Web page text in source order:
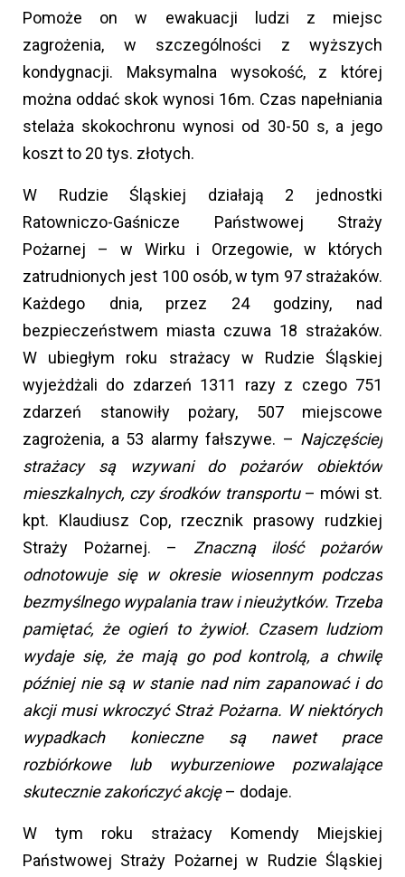
Pomoże on w ewakuacji ludzi z miejsc
zagrożenia, w szczególności z wyższych
kondygnacji. Maksymalna wysokość, z której
można oddać skok wynosi 16m. Czas napełniania
stelaża skokochronu wynosi od 30-50 s, a jego
koszt to 20 tys. złotych.
W Rudzie Śląskiej działają 2 jednostki
Ratowniczo-Gaśnicze Państwowej Straży
Pożarnej – w Wirku i Orzegowie, w których
zatrudnionych jest 100 osób, w tym 97 strażaków.
Każdego dnia, przez 24 godziny, nad
bezpieczeństwem miasta czuwa 18 strażaków.
W ubiegłym roku strażacy w Rudzie Śląskiej
wyjeżdżali do zdarzeń 1311 razy z czego 751
zdarzeń stanowiły pożary, 507 miejscowe
zagrożenia, a 53 alarmy fałszywe. – Najczęściej
strażacy są wzywani do pożarów obiektów
mieszkalnych, czy środków transportu – mówi st.
kpt. Klaudiusz Cop, rzecznik prasowy rudzkiej
Straży Pożarnej. – Znaczną ilość pożarów
odnotowuje się w okresie wiosennym podczas
bezmyślnego wypalania traw i nieużytków. Trzeba
pamiętać, że ogień to żywioł. Czasem ludziom
wydaje się, że mają go pod kontrolą, a chwilę
później nie są w stanie nad nim zapanować i do
akcji musi wkroczyć Straż Pożarna. W niektórych
wypadkach konieczne są nawet prace
rozbiórkowe lub wyburzeniowe pozwalające
skutecznie zakończyć akcję– dodaje.
W tym roku strażacy Komendy Miejskiej
Państwowej Straży Pożarnej w Rudzie Śląskiej